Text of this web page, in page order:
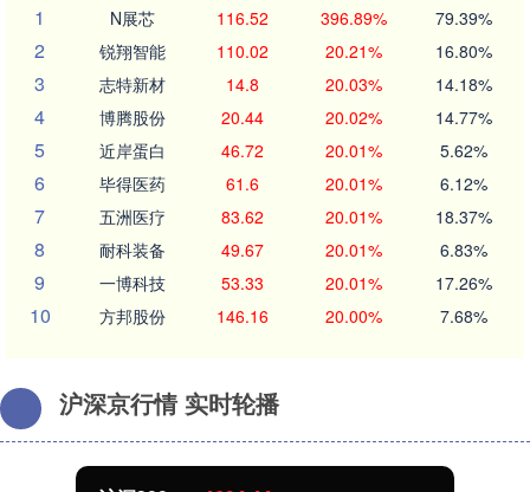
1
N展芯 116.52 396.89% 79.39%
2 锐翔智能 110.02 20.21% 16.80%
3 志特新材 14.8 20.03% 14.18%
4 博腾股份 20.44 20.02% 14.77%
5 近岸蛋白 46.72 20.01% 5.62%
6 毕得医药 61.6 20.01% 6.12%
7 五洲医疗 83.62 20.01% 18.37%
8 耐科装备 49.67 20.01% 6.83%
9 一博科技 53.33 20.01% 17.26%
10 方邦股份 146.16 20.00% 7.68%
沪深京行情 实时轮播